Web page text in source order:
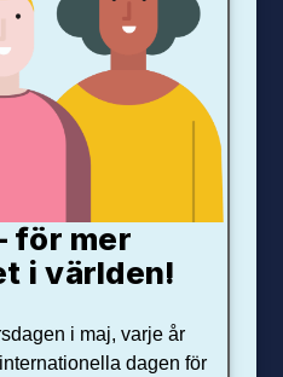
för mer
i världen!
i maj, varje år
dagen för